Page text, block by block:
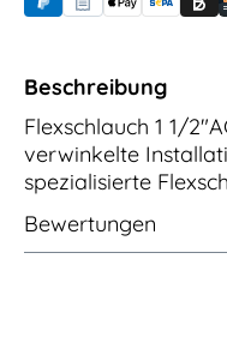
PayPalRechnungskauf (für
Apple Pay
Beschreibung
Flexschlauch 1 1/
verwinkelte
spezialisierte
Bewertungen